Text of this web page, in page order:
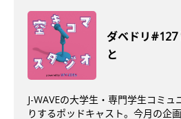
ダベドリ#127
と
J-WAVEの大学生・専門学生コミュ
りするポッドキャスト。今月の企